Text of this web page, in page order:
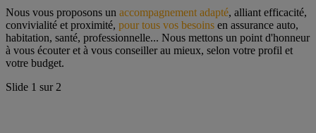
Nous vous proposons un accompagnement adapté, alliant efficacité,
convivialité et proximité, pour tous vos besoins en assurance auto,
habitation, santé, professionnelle... Nous mettons un point d'honneur
à vous écouter et à vous conseiller au mieux, selon votre profil et
votre budget.
Slide 1 sur 2